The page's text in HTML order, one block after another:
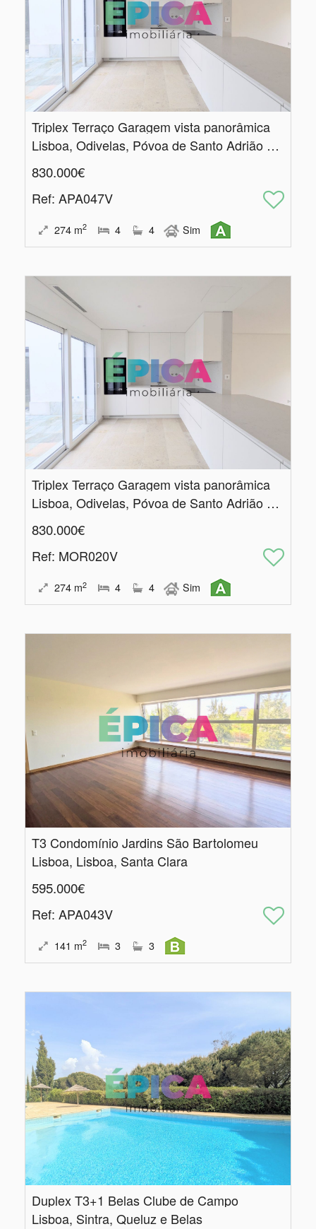
Triplex Terraço Garagem vista panorâmica
Lisboa, Odivelas, Póvoa de Santo Adrião e Olival Basto
830.000€
Ref: APA047V
274 m2 4 4 Sim
Triplex Terraço Garagem vista panorâmica
Lisboa, Odivelas, Póvoa de Santo Adrião e Olival Basto
830.000€
Ref: MOR020V
274 m2 4 4 Sim
T3 Condomínio Jardins São Bartolomeu
Lisboa, Lisboa, Santa Clara
595.000€
Ref: APA043V
141 m2 3 3
Duplex T3+1 Belas Clube de Campo
Lisboa, Sintra, Queluz e Belas